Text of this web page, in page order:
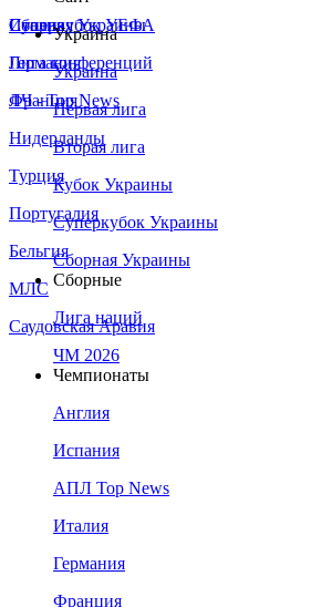
Сборная Украины
Италия
Германия
Франция
Нидерланды
Турция
Португалия
Бельгия
МЛС
Саудовская Аравия
Суперкубок УЕФА
Лига конференций
ЛЧ - Top News
Украина
Украина
Первая лига
Вторая лига
Кубок Украины
Суперкубок Украины
Сборная Украины
Сборные
Лига наций
ЧМ 2026
Чемпионаты
Англия
Испания
АПЛ Top News
Италия
Германия
Франция